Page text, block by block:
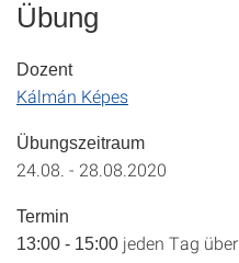
Übung
Dozent
Kálmán Képes
Übungszeitraum
24.08. - 28.08.2020
Termin
13:00 - 15:00 jeden Tag über